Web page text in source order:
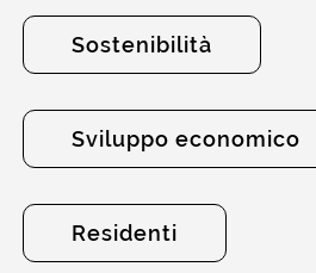
Sostenibilità
Sviluppo economico
Residenti